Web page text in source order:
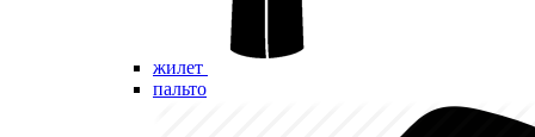
жилет
пальто